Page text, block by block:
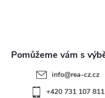
info@rea-cz.cz
+420 731 107 811